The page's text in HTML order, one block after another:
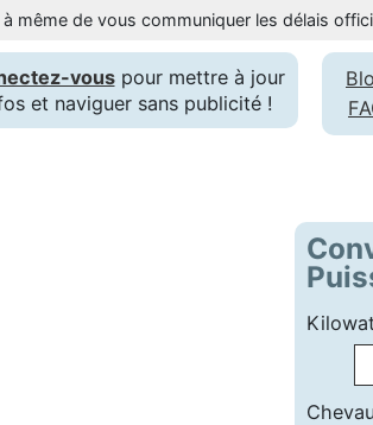
de vous communiquer les délais
vouspour mettre à jour
et naviguer sans publicité !